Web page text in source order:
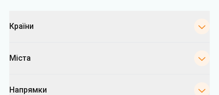
Країни
Міста
Напрямки